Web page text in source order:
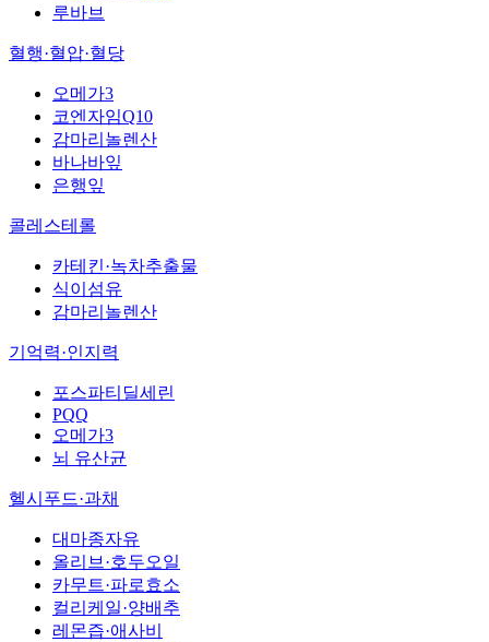
루바브
혈행·혈압·혈당
오메가3
코엔자임Q10
감마리놀렌산
바나바잎
은행잎
콜레스테롤
카테킨·녹차추출물
식이섬유
감마리놀렌산
기억력·인지력
포스파티딜세린
PQQ
오메가3
뇌 유산균
헬시푸드·과채
대마종자유
올리브·호두오일
카무트·파로효소
컬리케일·양배추
레몬즙·애사비